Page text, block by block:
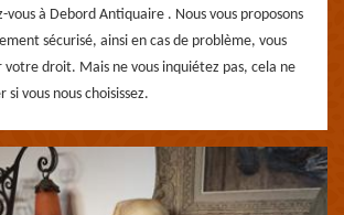
vous à Debord Antiquaire . Nous vous proposons
sécurisé, ainsi en cas de problème, vous
votre droit. Mais ne vous inquiétez pas, cela ne
si vous nous choisissez.